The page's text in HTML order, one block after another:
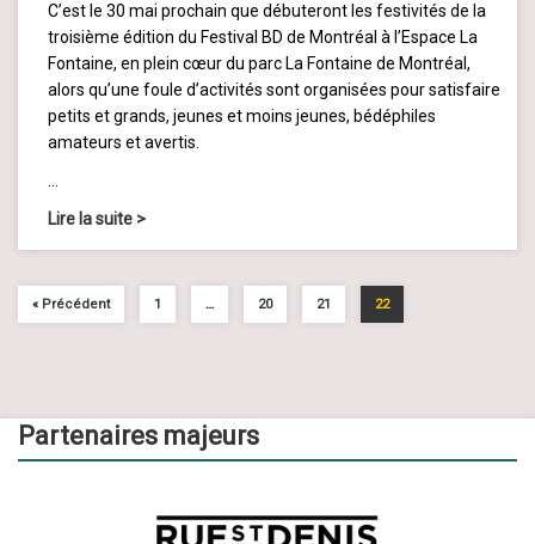
C’est le 30 mai prochain que débuteront les festivités de la
troisième édition du Festival BD de Montréal à l’Espace La
Fontaine, en plein cœur du parc La Fontaine de Montréal,
alors qu’une foule d’activités sont organisées pour satisfaire
petits et grands, jeunes et moins jeunes, bédéphiles
amateurs et avertis.
…
Lire la suite >
« Précédent 1 … 20 21 22
Partenaires majeurs